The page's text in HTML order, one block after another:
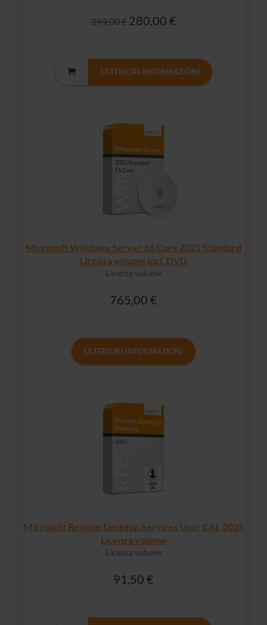
299,00 € 280,00 €
ULTERIORI INFORMAZIONI
Microsoft Windows Server 16 Core 2025 Standard
Licenza volume incl. DVD
Licenza volume
765,00 €
ULTERIORI INFORMAZIONI
Microsoft Remote Desktop Services User CAL 2025
Licenza volume
Licenza volume
91,50 €